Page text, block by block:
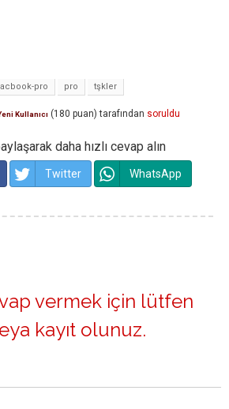
pro pro tşkler
Kullanıcı (180 puan) tarafından soruldu
daha hızlı cevap alın
Twitter WhatsApp
vermek için lütfen
kayıt olunuz.